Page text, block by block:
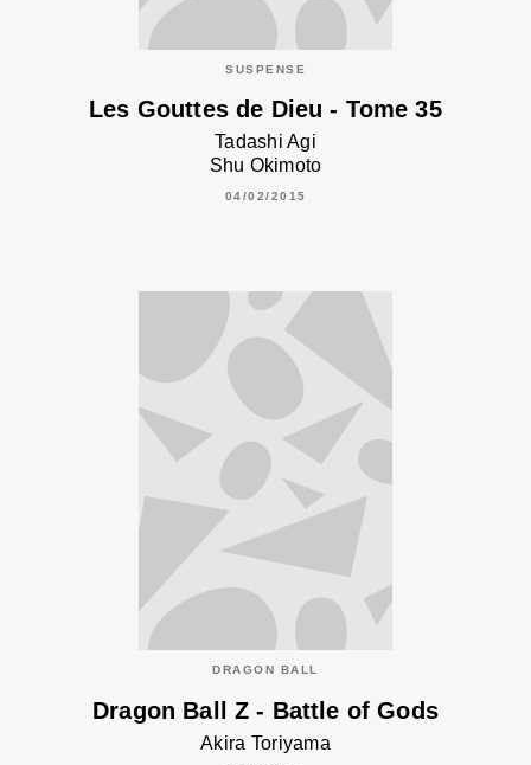
SUSPENSE
Les Gouttes de Dieu - Tome 35
Tadashi Agi
Shu Okimoto
04/02/2015
DRAGON BALL
Dragon Ball Z - Battle of Gods
Akira Toriyama